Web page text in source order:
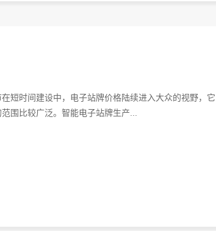
短时间建设中，电子站牌价格陆续进入大众的视野，它
围比较广泛。智能电子站牌生产...